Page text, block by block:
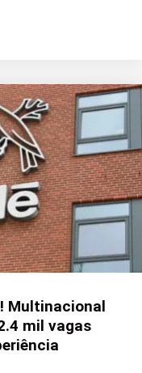
Multinacional
mil vagas